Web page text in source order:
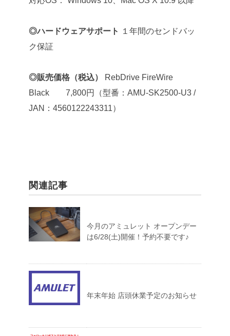
◎ハードウェアサポート
１年間のセンドバッ
ク保証
◎販売価格（税込）
RebDrive FireWire
Black 7,800円（型番：AMU-SK2500-U3 /
JAN：4560122243311）
関連記事
今月のアミュレット オープンデー
は6/28(土)開催！予約不要です♪
年末年始 店頭休業予定のお知らせ